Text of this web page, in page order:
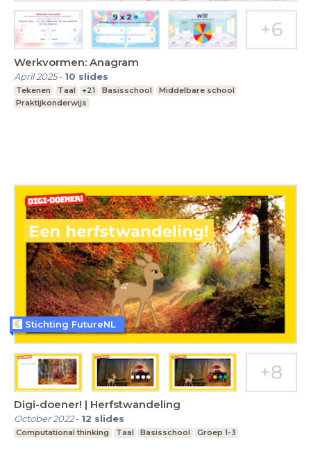
Werkvormen: Anagram
April 2025- 10 slides
Tekenen Taal +21 Basisschool
Middelbare school
Praktijkonderwijs
Digi-doener! | Herfstwandeling
October 2022- 12 slides
Computational thinking Taal Basisschool Groep 1-3
Stichting FutureNL